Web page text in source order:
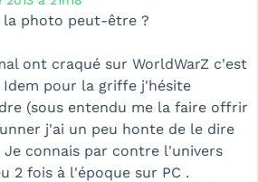
la photo peut-être ?
ont craqué sur WorldWarZ c'est
pour la griffe j'hésite
(sous entendu me la faire offrir
j'ai un peu honte de le dire
Je connais par contre l'univers
2 fois à l'époque sur PC .